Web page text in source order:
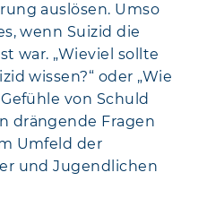
auslösen. Umso
wenn Suizid die
war. „Wieviel sollte
wissen?“ oder „Wie
von Schuld
drängende Fragen
Umfeld der
und Jugendlichen